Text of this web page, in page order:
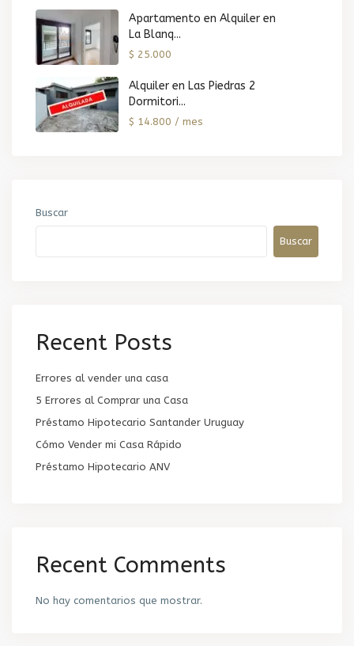
Apartamento en Alquiler en
La Blanq...
$ 25.000
Alquiler en Las Piedras 2
Dormitori...
$ 14.800 / mes
Buscar
Buscar
Recent Posts
Errores al vender una casa
5 Errores al Comprar una Casa
Préstamo Hipotecario Santander Uruguay
Cómo Vender mi Casa Rápido
Préstamo Hipotecario ANV
Recent Comments
No hay comentarios que mostrar.